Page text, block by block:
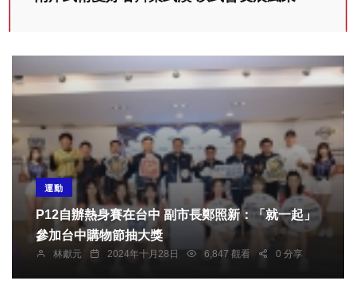
運動
P12自辦熱身賽在台中 副市長鄭照新：「就一起」
參加台中購物節抽大獎
林獻元 2024年十月28日 6,847 觀看 0 分享